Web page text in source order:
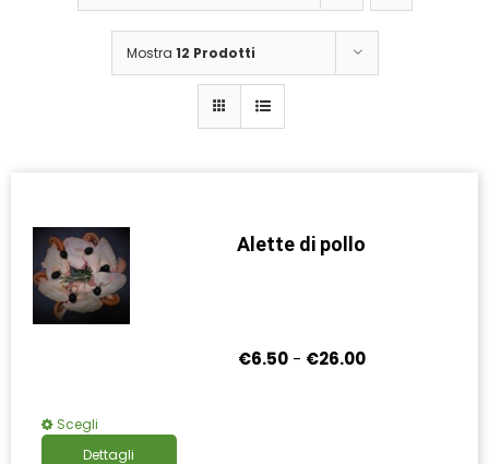
Mostra 12 Prodotti
Alette di pollo
€6.50 - €26.00Fascia
Scegli
prodotto
Dettagli